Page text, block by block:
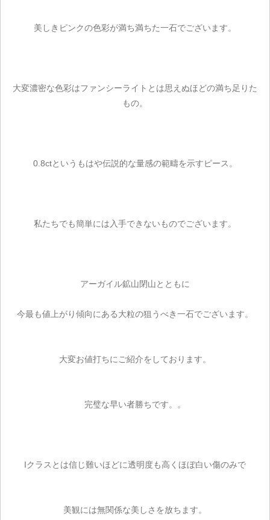
美しきピンクの色彩が満ち満ちた一石でございます。
大変濃密な色彩はファンシーライトとは思えぬほどの満ち足りた
もの。
0.8ctというもはや伝説的な量感の範疇を示すピース。
私たちでも簡単には入手できないものでございます。
アーガイル鉱山閉山とともに
今最も値上がり傾向にある大粒の狙うべき一石でございます。
大変お値打ちにご紹介をしております。
完璧な早い者勝ちです。。
Iクラスとは信じ難いほどに透明度も高くほぼ白い傷のみで
美観には無関係な美しさを放ちます。
ご注文手続き